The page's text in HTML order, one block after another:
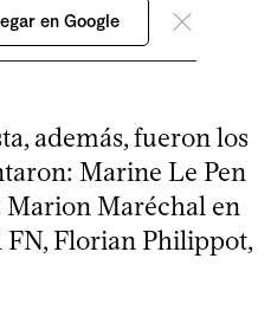
en Google
además, fueron los
Marine Le Pen
Marion Maréchal en
FN, Florian Philippot,